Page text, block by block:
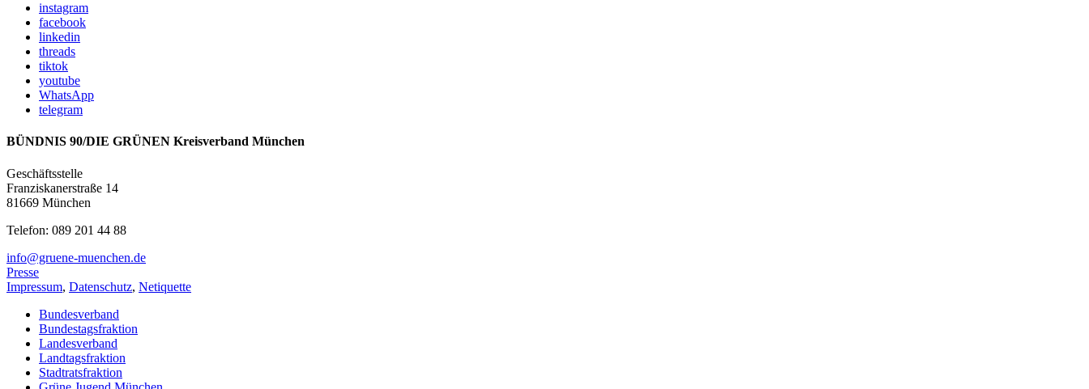
instagram
facebook
linkedin
threads
tiktok
youtube
WhatsApp
telegram
BÜNDNIS 90/DIE GRÜNEN Kreisverband München
Geschäftsstelle
Franziskanerstraße 14
81669 München
Telefon: 089 201 44 88
info@gruene-muenchen.de
Presse
Impressum, Datenschutz, Netiquette
Bundesverband
Bundestagsfraktion
Landesverband
Landtagsfraktion
Stadtratsfraktion